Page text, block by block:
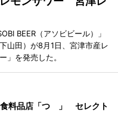
BEER（アソビビール）」
山田）が8月1日、宮津市産レ
」を発売した。
料品店「つゝ」 セレクト